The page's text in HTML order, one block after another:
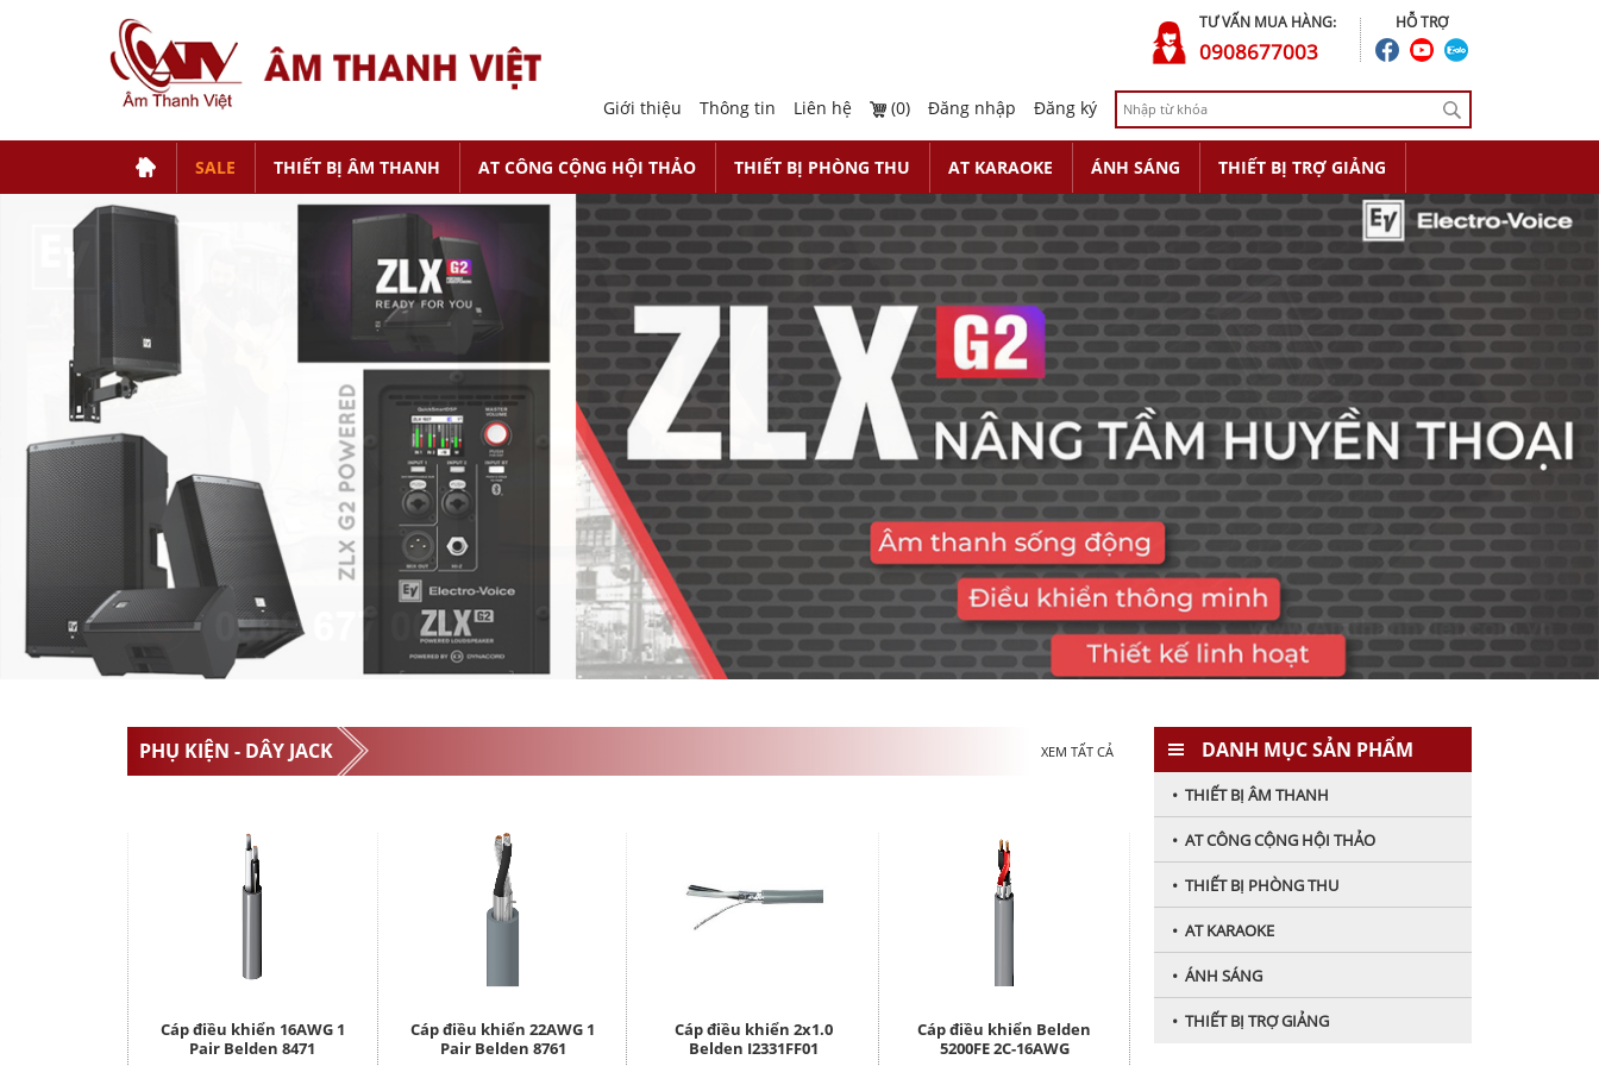
HỖ TRỢ
TƯ VẤN MUA HÀNG:
0908677003
Giới thiệu Thông tin Liên hệ (0) Đăng nhập Đăng ký
SALE THIẾT BỊ ÂM THANH AT CÔNG CỘNG HỘI THẢO THIẾT BỊ PHÒNG THU AT KARAOKE ÁNH SÁNG THIẾT BỊ TRỢ GIẢNG
PHỤ KIỆN - DÂY JACK XEM TẤT CẢ
Cáp điều khiển 16AWG 1
Pair Belden 8471
Cáp điều khiển 22AWG 1
Pair Belden 8761
Cáp điều khiển 2x1.0
Belden I2331FF01
Cáp điều khiển Belden
5200FE 2C-16AWG
DANH MỤC SẢN PHẨM
• THIẾT BỊ ÂM THANH
• AT CÔNG CỘNG HỘI THẢO
• THIẾT BỊ PHÒNG THU
• AT KARAOKE
• ÁNH SÁNG
• THIẾT BỊ TRỢ GIẢNG